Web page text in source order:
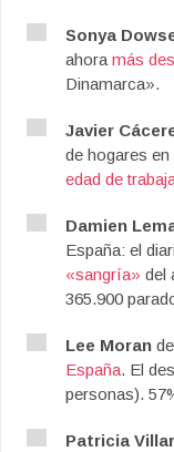
Sonya
ahora más
Dinamarca».
Javier
de hogares
edad de
Damien
España: el
«sangría» del
365.900
Lee Moran
España. El
personas).
Patricia